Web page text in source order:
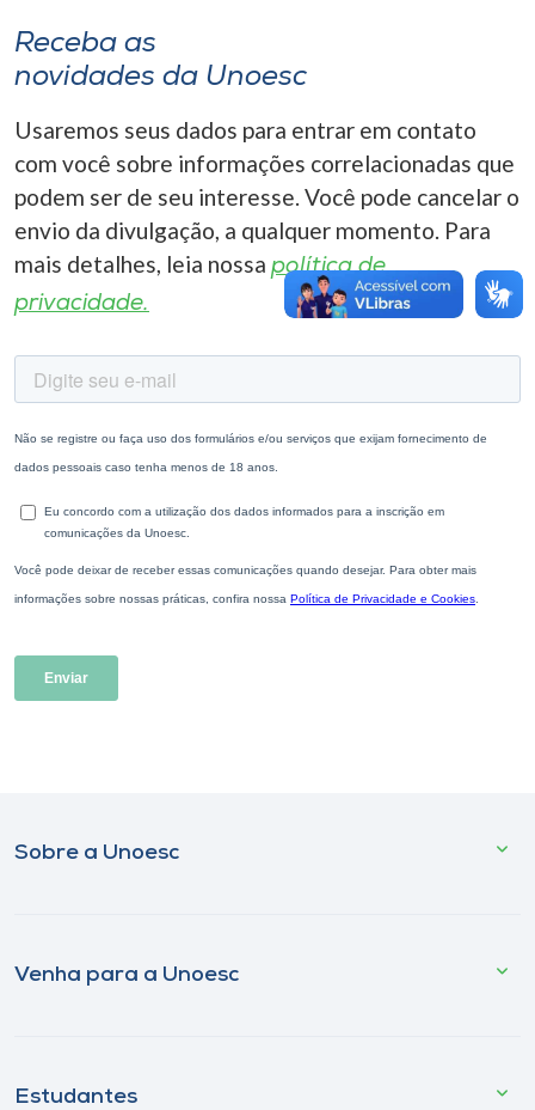
Selecione
o idioma
Receba as
novidades da Unoesc
Usaremos seus dados para entrar em contato
com você sobre informações correlacionadas que
podem ser de seu interesse. Você pode cancelar o
envio da divulgação, a qualquer momento. Para
mais detalhes, leia nossa política de
privacidade.
Sobre a Unoesc
Venha para a Unoesc
Estudantes